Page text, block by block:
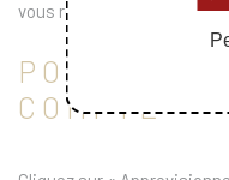
vous renverra en retour le
POUR
COMPTE